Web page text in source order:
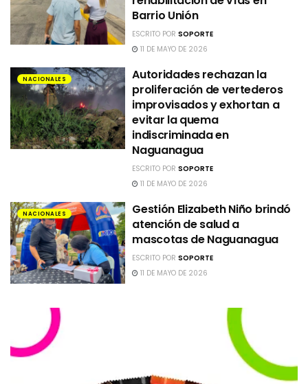
Barrio Unión
ESCRITO PORSOPORTE
11 DE MAYO DE 2026
NACIONALES
Autoridades rechazan la
proliferación de vertederos
improvisados y exhortan a
evitar la quema
indiscriminada en
Naguanagua
ESCRITO PORSOPORTE
11 DE MAYO DE 2026
NACIONALES
Gestión Elizabeth Niño brindó
atención de salud a
mascotas de Naguanagua
ESCRITO PORSOPORTE
11 DE MAYO DE 2026